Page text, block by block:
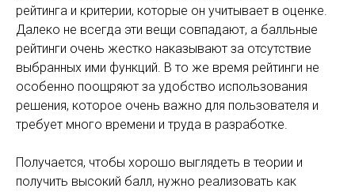
рейтинга и критерии, которые он учитывает в оценке.
Далеко не всегда эти вещи совпадают, а балльные
рейтинги очень жестко наказывают за отсутствие
выбранных ими функций. В то же время рейтинги не
особенно поощряют за удобство использования
решения, которое очень важно для пользователя и
требует много времени и труда в разработке.
Получается, чтобы хорошо выглядеть в теории и
получить высокий балл, нужно реализовать как